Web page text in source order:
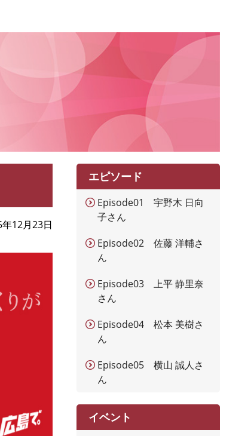
12月23日
エピソード
Episode01 宇野木 日向
子さん
Episode02 佐藤 洋輔さ
ん
Episode03 上平 静里奈
さん
Episode04 松本 美樹さ
ん
Episode05 横山 誠人さ
ん
イベント